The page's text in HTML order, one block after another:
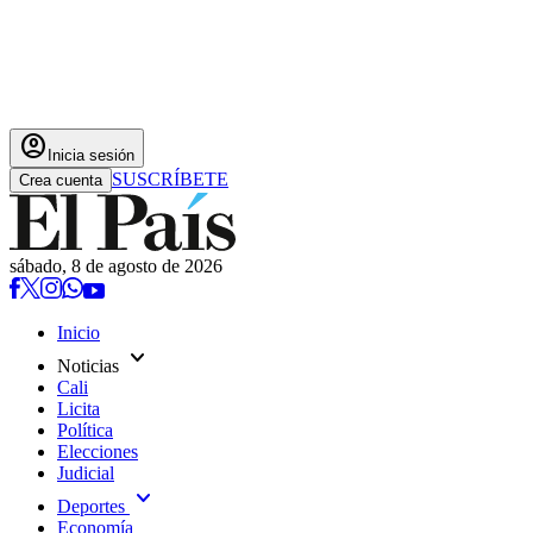
account_circle Inicia sesión
Crea cuenta SUSCRÍBETE
sábado, 8 de agosto de 2026
Inicio
Noticias expand_more
Cali
Licita
Política
Elecciones
Judicial
Deportes expand_more
Economía